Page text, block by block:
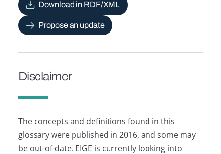
Download in RDF/XML
Propose an update
Disclaimer
The concepts and definitions found in this
glossary were published in 2016, and some may
be out-of-date. EIGE is currently looking into